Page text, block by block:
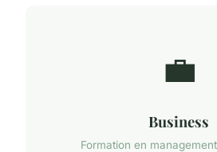
💼
Business
Formation en